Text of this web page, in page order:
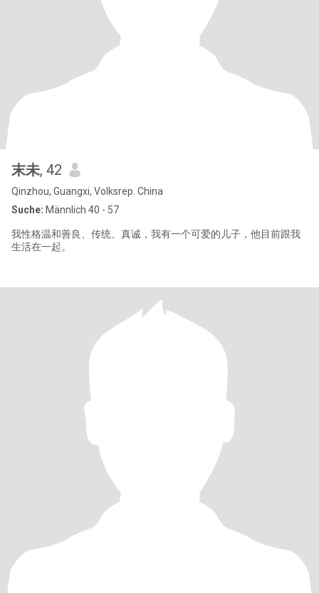
末未, 42
Qinzhou, Guangxi, Volksrep. China
Suche: Männlich 40 - 57
我性格温和善良、传统、真诚，我有一个可爱的儿子，他目前跟我
生活在一起。